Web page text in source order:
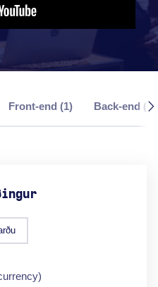
Front-end (1) Back-end (1)